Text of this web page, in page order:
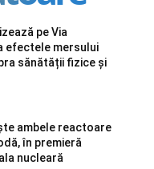
pe Via
efectele mersului
sănătății fizice și
ambele reactoare
în premieră
nucleară